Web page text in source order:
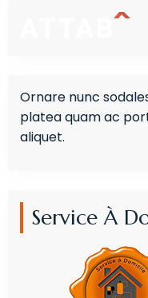
Ornare nunc
platea quam ac
aliquet.
Service À